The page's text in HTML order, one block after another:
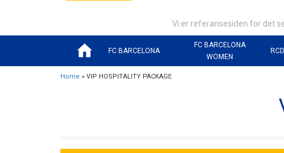
Vi er referansesiden for det
FC BARCELONA
FC BARCELONA
WOMEN
Home » VIP HOSPITALITY PACKAGE